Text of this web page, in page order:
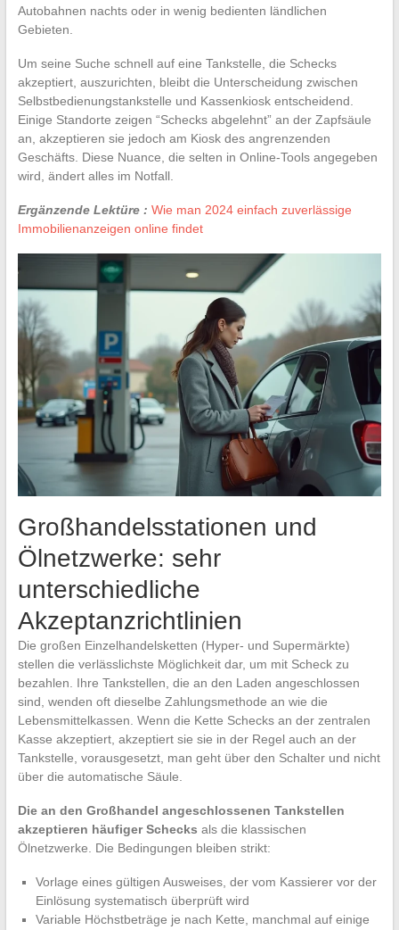
Autobahnen nachts oder in wenig bedienten ländlichen
Gebieten.
Um seine Suche schnell auf eine Tankstelle, die Schecks
akzeptiert, auszurichten, bleibt die Unterscheidung zwischen
Selbstbedienungstankstelle und Kassenkiosk entscheidend.
Einige Standorte zeigen “Schecks abgelehnt” an der Zapfsäule
an, akzeptieren sie jedoch am Kiosk des angrenzenden
Geschäfts. Diese Nuance, die selten in Online-Tools angegeben
wird, ändert alles im Notfall.
Ergänzende Lektüre : Wie man 2024 einfach zuverlässige
Immobilienanzeigen online findet
Großhandelsstationen und
Ölnetzwerke: sehr
unterschiedliche
Akzeptanzrichtlinien
Die großen Einzelhandelsketten (Hyper- und Supermärkte)
stellen die verlässlichste Möglichkeit dar, um mit Scheck zu
bezahlen. Ihre Tankstellen, die an den Laden angeschlossen
sind, wenden oft dieselbe Zahlungsmethode an wie die
Lebensmittelkassen. Wenn die Kette Schecks an der zentralen
Kasse akzeptiert, akzeptiert sie sie in der Regel auch an der
Tankstelle, vorausgesetzt, man geht über den Schalter und nicht
über die automatische Säule.
Die an den Großhandel angeschlossenen Tankstellen
akzeptieren häufiger Schecks als die klassischen
Ölnetzwerke. Die Bedingungen bleiben strikt:
Vorlage eines gültigen Ausweises, der vom Kassierer vor der
Einlösung systematisch überprüft wird
Variable Höchstbeträge je nach Kette, manchmal auf einige